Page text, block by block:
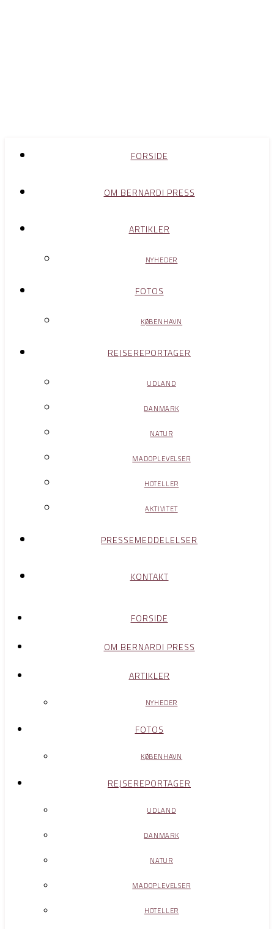
FORSIDE
OM BERNARDI PRESS
ARTIKLER
NYHEDER
FOTOS
KØBENHAVN
REJSEREPORTAGER
UDLAND
DANMARK
NATUR
MADOPLEVELSER
HOTELLER
AKTIVITET
PRESSEMEDDELELSER
KONTAKT
FORSIDE
OM BERNARDI PRESS
ARTIKLER
NYHEDER
FOTOS
KØBENHAVN
REJSEREPORTAGER
UDLAND
DANMARK
NATUR
MADOPLEVELSER
HOTELLER